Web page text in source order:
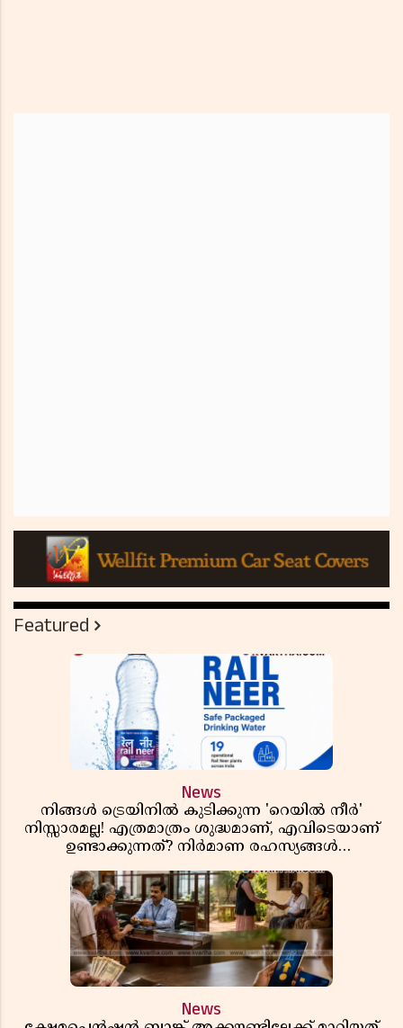
Featured
News
നിങ്ങൾ ട്രെയിനിൽ കുടിക്കുന്ന 'റെയിൽ നീർ'
നിസ്സാരമല്ല! എത്രമാത്രം ശുദ്ധമാണ്, എവിടെയാണ്
ഉണ്ടാക്കുന്നത്? നിർമാണ രഹസ്യങ്ങൾ
News